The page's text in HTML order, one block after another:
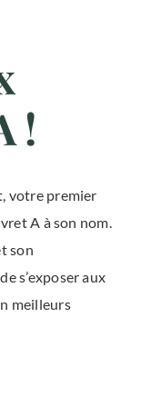
!
votre premier
A à son nom.
son
s’exposer aux
meilleurs